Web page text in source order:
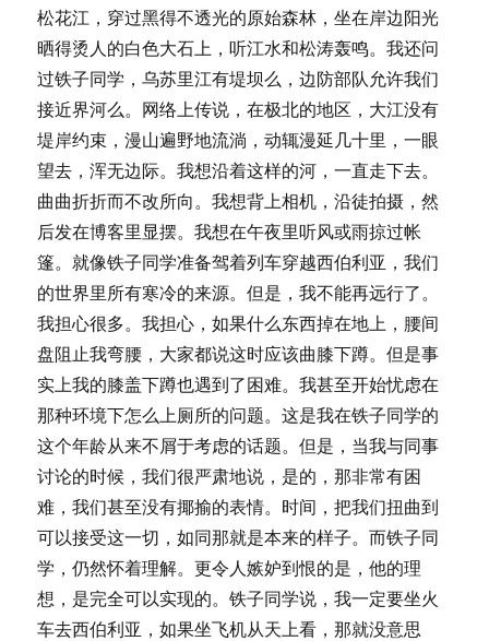
松花江，穿过黑得不透光的原始森林，坐在岸边阳光
晒得烫人的白色大石上，听江水和松涛轰鸣。我还问
过铁子同学，乌苏里江有堤坝么，边防部队允许我们
接近界河么。网络上传说，在极北的地区，大江没有
堤岸约束，漫山遍野地流淌，动辄漫延几十里，一眼
望去，浑无边际。我想沿着这样的河，一直走下去。
曲曲折折而不改所向。我想背上相机，沿徒拍摄，然
后发在博客里显摆。我想在午夜里听风或雨掠过帐
篷。就像铁子同学准备驾着列车穿越西伯利亚，我们
的世界里所有寒冷的来源。但是，我不能再远行了。
我担心很多。我担心，如果什么东西掉在地上，腰间
盘阻止我弯腰，大家都说这时应该曲膝下蹲。但是事
实上我的膝盖下蹲也遇到了困难。我甚至开始忧虑在
那种环境下怎么上厕所的问题。这是我在铁子同学的
这个年龄从来不屑于考虑的话题。但是，当我与同事
讨论的时候，我们很严肃地说，是的，那非常有困
难，我们甚至没有揶揄的表情。时间，把我们扭曲到
可以接受这一切，如同那就是本来的样子。而铁子同
学，仍然怀着理解。更令人嫉妒到恨的是，他的理
想，是完全可以实现的。铁子同学说，我一定要坐火
车去西伯利亚，如果坐飞机从天上看，那就没意思